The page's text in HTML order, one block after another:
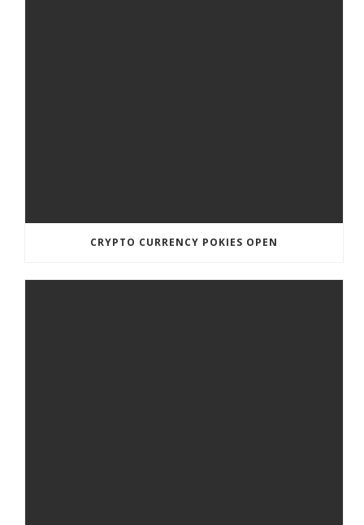
CRYPTO CURRENCY POKIES OPEN